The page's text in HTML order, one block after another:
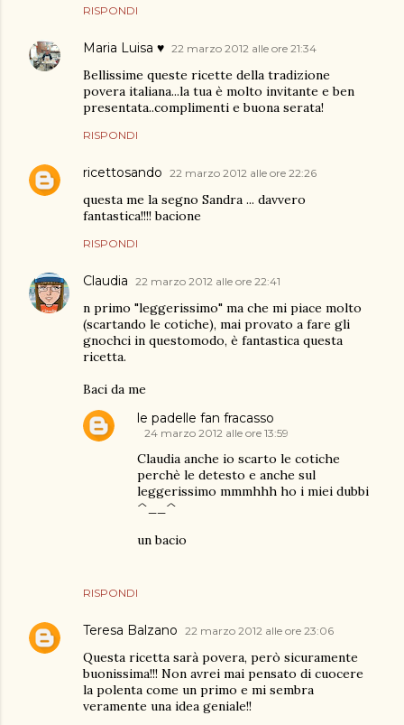
RISPONDI
Maria Luisa ♥ 22 marzo 2012 alle ore 21:34
Bellissime queste ricette della tradizione
povera italiana...la tua è molto invitante e ben
presentata..complimenti e buona serata!
RISPONDI
ricettosando 22 marzo 2012 alle ore 22:26
questa me la segno Sandra ... davvero
fantastica!!!! bacione
RISPONDI
Claudia 22 marzo 2012 alle ore 22:41
n primo "leggerissimo" ma che mi piace molto
(scartando le cotiche), mai provato a fare gli
gnochci in questomodo, è fantastica questa
ricetta.
Baci da me
RISPONDI
le padelle fan fracasso
24 marzo 2012 alle ore 13:59
Claudia anche io scarto le cotiche
perchè le detesto e anche sul
leggerissimo mmmhhh ho i miei dubbi
^__^
un bacio
Teresa Balzano 22 marzo 2012 alle ore 23:06
Questa ricetta sarà povera, però sicuramente
buonissima!!! Non avrei mai pensato di cuocere
la polenta come un primo e mi sembra
veramente una idea geniale!!